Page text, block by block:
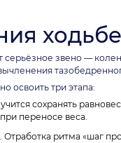
серьёзное звено —
освоить три этапа:
сохранять
переносе веса.
. Отработка ритма «шаг